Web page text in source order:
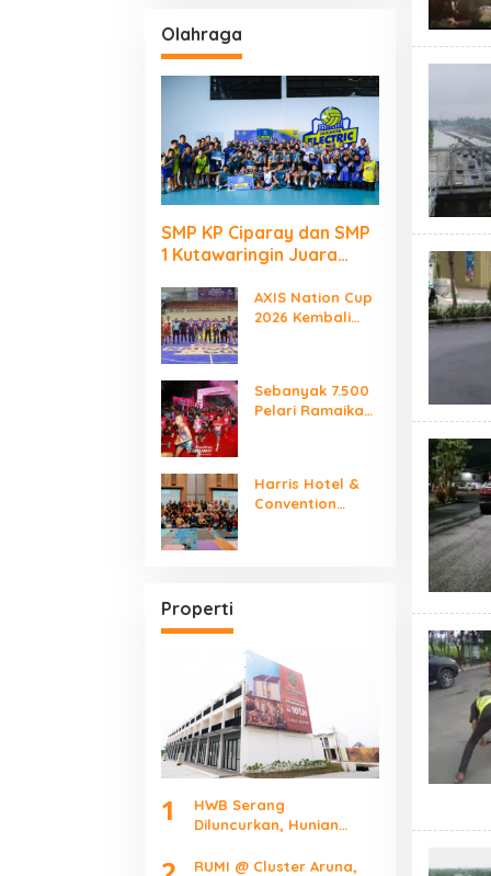
Olahraga
SMP KP Ciparay dan SMP
1 Kutawaringin Juara
Juara JEVA Spike Nation
2026
AXIS Nation Cup
2026 Kembali
Sebanyak 7.500
Pelari Ramaikan
Harris Hotel &
Convention
Properti
1
HWB Serang
Diluncurkan, Hunian
Pekerja Kawasan
RUMI @ Cluster Aruna,